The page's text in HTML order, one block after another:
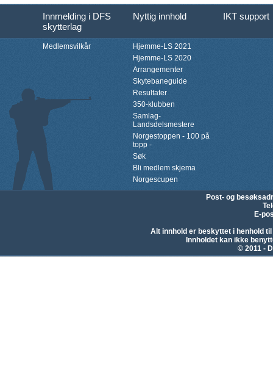
Innmelding i DFS
skytterlag
Nyttig innhold IKT support
Medlemsvilkår
Hjemme-LS 2021
Hjemme-LS 2020
Arrangementer
Skytebaneguide
Resultater
350-klubben
Samlag-
Landsdelsmestere
Norgestoppen - 100 på
topp -
Søk
Bli medlem skjema
Norgescupen
Post- og
E-
Alt innhold er beskyttet i henhold
Innholdet kan ikke
© 2011 -